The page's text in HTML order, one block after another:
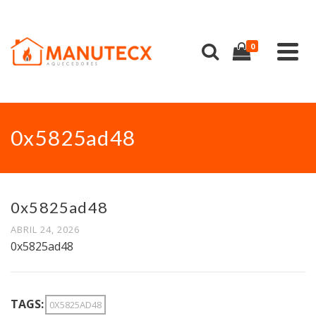
0
0x5825ad48
0x5825ad48
ABRIL 24, 2026
0x5825ad48
TAGS: 0X5825AD48